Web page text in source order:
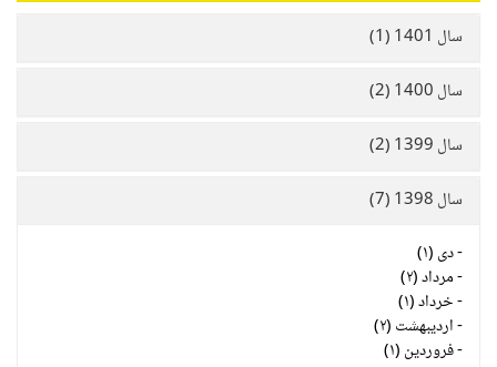
سال 1401 (1)
سال 1400 (2)
سال 1399 (2)
سال 1398 (7)
-دی (۱)
-مرداد (۲)
-خرداد (۱)
-اردیبهشت (۲)
-فروردین (۱)